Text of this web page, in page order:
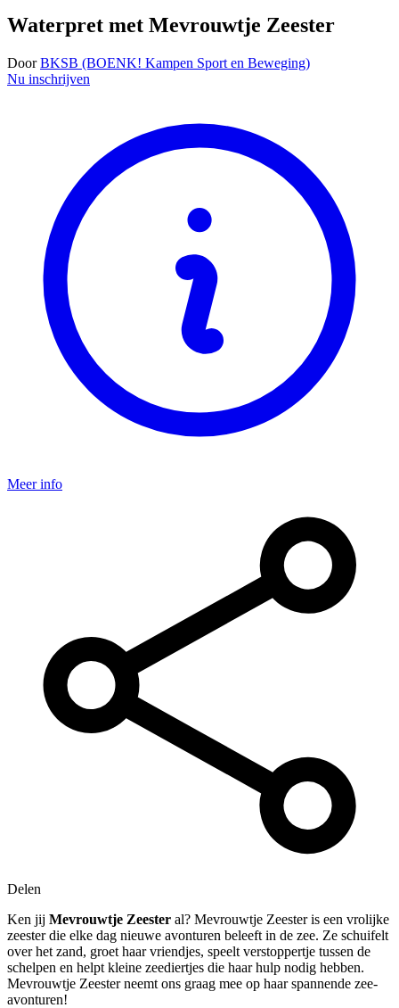
Waterpret met Mevrouwtje Zeester
Door BKSB (BOENK! Kampen Sport en Beweging)
Nu inschrijven
Meer info
Delen
Ken jij Mevrouwtje Zeester al? Mevrouwtje Zeester is een vrolijke
zeester die elke dag nieuwe avonturen beleeft in de zee. Ze schuifelt
over het zand, groet haar vriendjes, speelt verstoppertje tussen de
schelpen en helpt kleine zeediertjes die haar hulp nodig hebben.
Mevrouwtje Zeester neemt ons graag mee op haar spannende zee-
avonturen!